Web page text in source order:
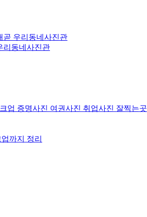
곧 우리동네사진관
리동네사진관
업 증명사진 여권사진 취업사진 잘찍는곳
까지 정리